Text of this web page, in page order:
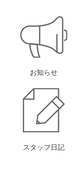
お知らせ
スタッフ日記